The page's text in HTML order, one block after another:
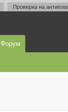
Проверка на
Форум